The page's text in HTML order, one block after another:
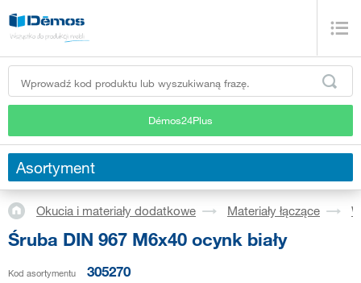
Démos24Plus
Asortyment
Okucia i materiały dodatkowe Materiały łączące
Śruba DIN 967 M6x40 ocynk biały
Kod asortymentu 305270